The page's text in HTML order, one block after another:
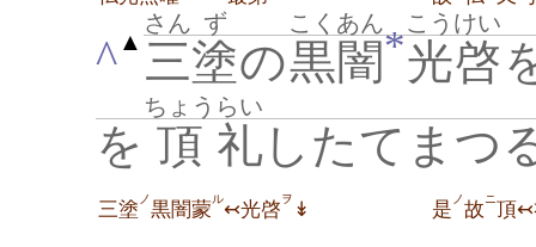
^ ▲ 三
さん
塗
ず
の黒闇
こくあん
*光啓
こうけい
を 頂
ちょう
礼
らい
したてまつ
三塗 ノ黒闇蒙ル↢光啓ヲ ↡ 是 ノ故 ニ頂↢